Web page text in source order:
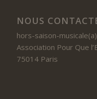
NOUS
hors-saison-
Association Pour Que
75014 Paris